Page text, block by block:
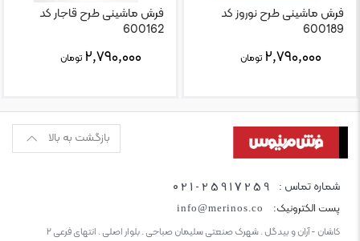
فرش ماشینی طرح نوروز کد
600189
۲,۷۹۰,۰۰۰ تومان
فرش ماشینی طرح قاجار کد
600162
۲,۷۹۰,۰۰۰ تومان
بازگشت به بالا
شماره تماس : 021-25917259
پست الکترونیک: info@merinos.co
کاشان - آران و بیدگل . شهرک صنعتی سلیمان صباحی . بلوار اصلی . انتهای فرعی ۲